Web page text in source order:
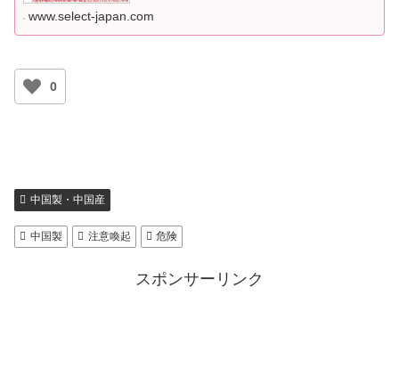
www.select-japan.com
0
中国製・中国産
中国製 注意喚起 危険
スポンサーリンク